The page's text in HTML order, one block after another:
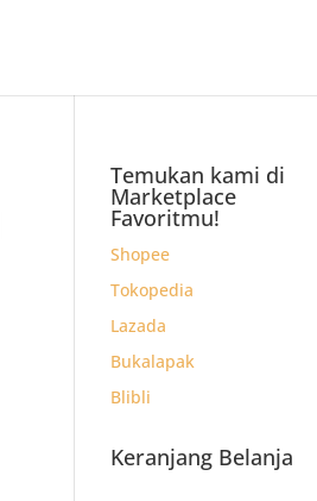
Temukan kami di
Marketplace
Favoritmu!
Shopee
Tokopedia
Lazada
Bukalapak
Blibli
Keranjang Belanja